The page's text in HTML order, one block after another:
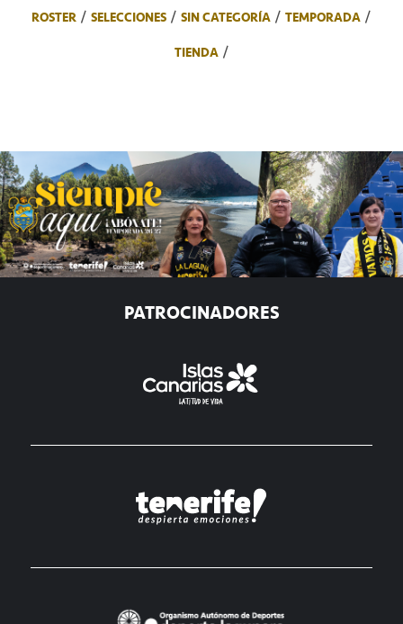
ROSTER
SELECCIONES SIN CATEGORÍA
TEMPORADA
TIENDA
PATROCINADORES